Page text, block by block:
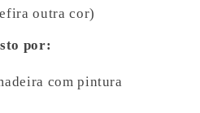
outra cor)
por:
com pintura